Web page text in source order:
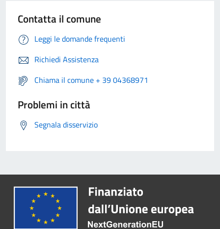
Contatta il comune
Leggi le domande frequenti
Richiedi Assistenza
Chiama il comune + 39 04368971
Problemi in città
Segnala disservizio